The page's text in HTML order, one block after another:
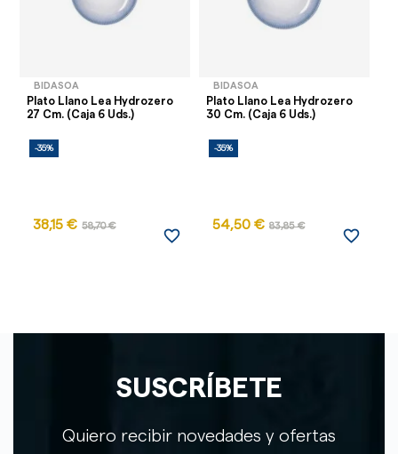
BIDASOA
Plato Llano Lea Hydrozero
27 Cm. (Caja 6 Uds.)
-35%
38,15 € 58,70 €
favorite_border
BIDASOA
Plato Llano Lea Hydrozero
30 Cm. (Caja 6 Uds.)
-35%
54,50 € 83,85 €
favorite_border
SUSCRÍBETE
Quiero recibir novedades y ofertas